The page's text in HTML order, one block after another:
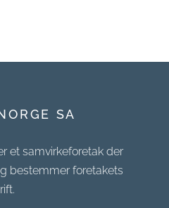
SA
et samvirkeforetak der
bestemmer foretakets